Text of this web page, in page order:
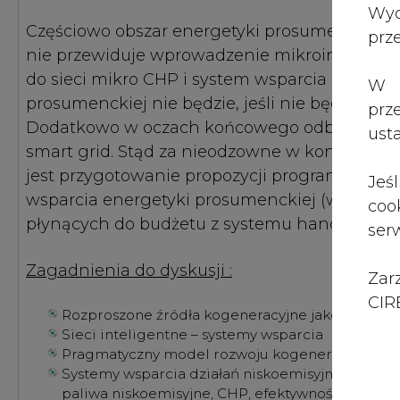
Rozproszone źródła kogeneracyjne jako
Sieci inteligentne – systemy wsparcia
Pragmatyczny model rozwoju kogeneracji
Systemy wsparcia działań niskoemisyjnych
paliwa niskoemisyjne, CHP, efektywność
Jak to robią inni (Niemcy, Wielka Brytania,
Energetyka prosumencka (pikogeneracja) a
Obszary niezurbanizowane elementem
Do debaty zaprosiliśmy m.in.:
Janusz Pilitowski, Dyrektor Departamentu
Marek Woszczyk
, Prezes Urzędu Regulacji
, Prezes Zarządu, Gaspol,
Radosław Dudziński- Wiceprezes Zarządu ds.
prof. Krzysztof Żmijewski , Sekretarz
Zapraszamy serdecznie